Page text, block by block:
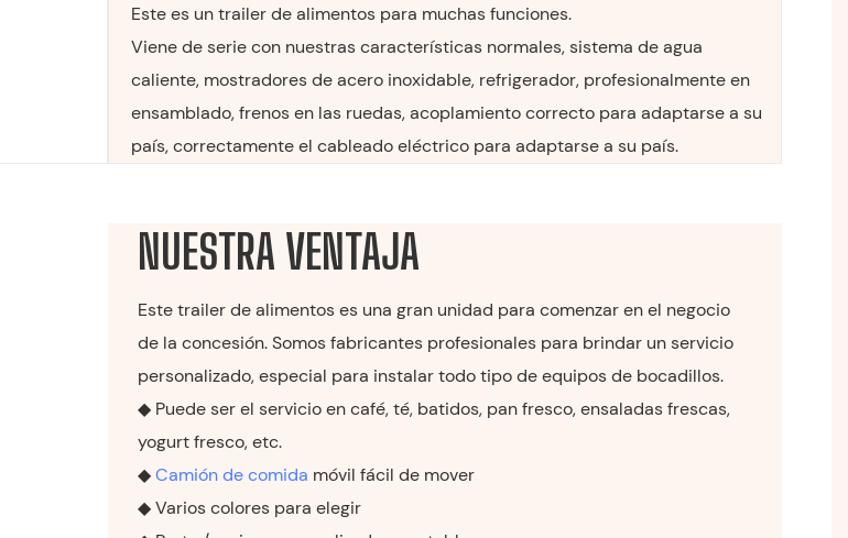
Este es un trailer de alimentos para muchas funciones.
Viene de serie con nuestras características normales, sistema de agua
caliente, mostradores de acero inoxidable, refrigerador, profesionalmente en
ensamblado, frenos en las ruedas, acoplamiento correcto para adaptarse a su
país, correctamente el cableado eléctrico para adaptarse a su país.
NUESTRA VENTAJA
Este trailer de alimentos es una gran unidad para comenzar en el negocio
de la concesión. Somos fabricantes profesionales para brindar un servicio
personalizado, especial para instalar todo tipo de equipos de bocadillos.
◆ Puede ser el servicio en café, té, batidos, pan fresco, ensaladas frescas,
yogurt fresco, etc.
◆Camión de comida móvil fácil de mover
◆ Varios colores para elegir